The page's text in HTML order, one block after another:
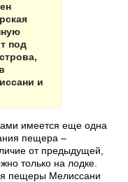
под
и
имеется еще одна
пещера –
от предыдущей,
только на лодке.
пещеры Мелиссани